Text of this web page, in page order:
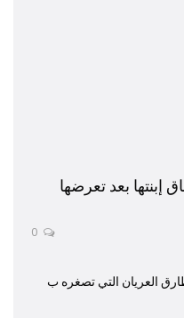
بعد تعرضها
العريان التي تصغره ب